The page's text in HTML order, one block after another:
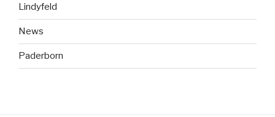
Lindyfeld
News
Paderborn